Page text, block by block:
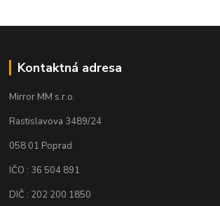
Kontaktná adresa
Mirror MM s.r.o.
Rastislavova 3489/24
058 01 Poprad
IČO : 36 504 891
DIČ : 202 200 1850